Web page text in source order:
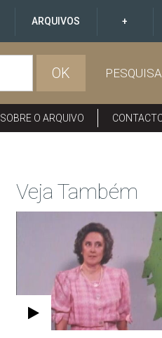
ARQUIVOS +
OK
SOBRE O ARQUIVO
Veja Também